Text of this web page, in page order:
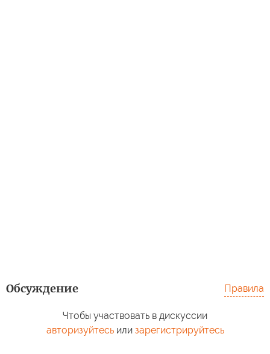
Обсуждение Правила
Чтобы участвовать в дискуссии
авторизуйтесьили зарегистрируйтесь